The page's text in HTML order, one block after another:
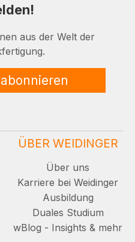
aus der Welt der
ÜBER WEIDINGER
Über uns
Karriere bei Weidinger
Ausbildung
Duales Studium
wBlog - Insights & mehr